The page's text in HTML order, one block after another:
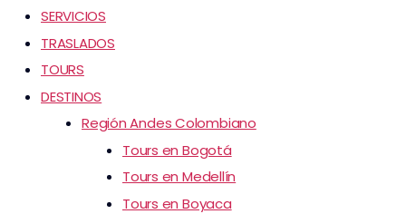
SERVICIOS
TRASLADOS
TOURS
DESTINOS
Región Andes Colombiano
Tours en Bogotá
Tours en Medellín
Tours en Boyaca